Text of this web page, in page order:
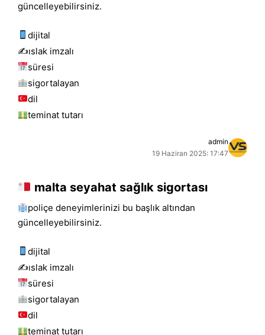
güncelleyebilirsiniz.
dijital
✍️islak i̇mzalı
süresi
sigortalayan
dil
teminat tutarı
admin
19 Haziran 2025: 17:47
malta seyahat sağlık sigortası
poliçe deneyimlerinizi bu başlık altından
güncelleyebilirsiniz.
dijital
✍️islak i̇mzalı
süresi
sigortalayan
dil
teminat tutarı